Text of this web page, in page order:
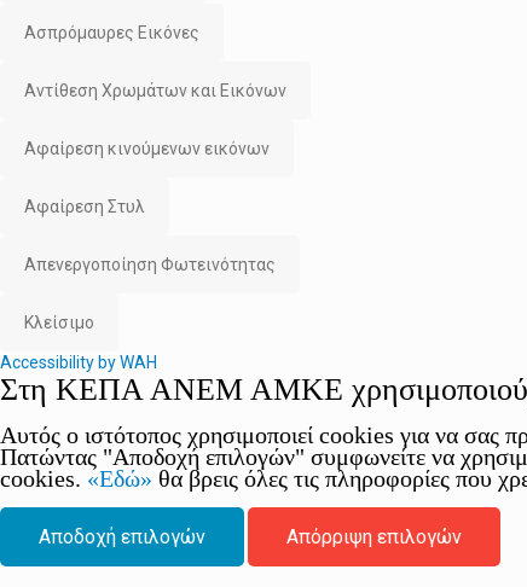
Ασπρόμαυρες Εικόνες
Αντίθεση Χρωμάτων και Εικόνων
Αφαίρεση κινούμενων εικόνων
Αφαίρεση Στυλ
Απενεργοποίηση Φωτεινότητας
Κλείσιμο
Accessibility by WAH
Στη ΚΕΠΑ ΑΝΕΜ ΑΜΚΕ
Αυτός ο ιστότοπος χρησιμοποιεί cookies για να σας
Πατώντας "Αποδοχή επιλογών" συμφωνείτε να
cookies. «Εδώ» θα βρεις όλες τις πληροφορίες που
Αποδοχή επιλογών Απόρριψη επιλογών